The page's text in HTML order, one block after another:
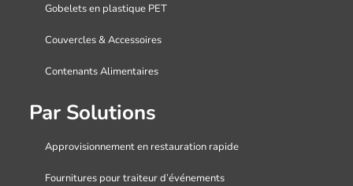
Gobelets en plastique PET
Couvercles & Accessoires
Contenants Alimentaires
Par Solutions
Approvisionnement en restauration rapide
Fournitures pour traiteur d’événements